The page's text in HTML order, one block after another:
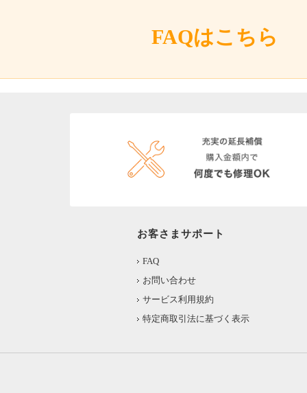
FAQはこちら
お客さまサポート
FAQ
お問い合わせ
サービス利用規約
特定商取引法に基づく表示